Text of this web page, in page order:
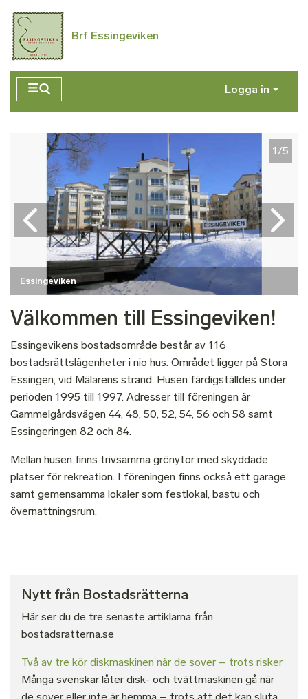
Brf Essingeviken
Logga in
Välkommen till Essingeviken!
1/5
Essingeviken
Essingevikens bostadsområde består av 116
bostadsrättslägenheter i nio hus. Området ligger på Stora
Essingen, vid Mälarens strand. Husen färdigställdes under
perioden 1995 till 1997. Adresser till föreningen är
Gammelgårdsvägen 44, 48, 50, 52, 54, 56 och 58 samt
Essingeringen 82 och 84.
Mellan husen finns trivsamma grönytor med skyddade
platser för rekreation. I föreningen finns också ett garage
samt gemensamma lokaler som festlokal, bastu och
övernattningsrum.
Nytt från Bostadsrätterna
Här ser du de tre senaste artiklarna från
bostadsratterna.se
Två av tre kör diskmaskinen när de sover – trots risker
Många svenskar låter disk- och tvättmaskinen gå när